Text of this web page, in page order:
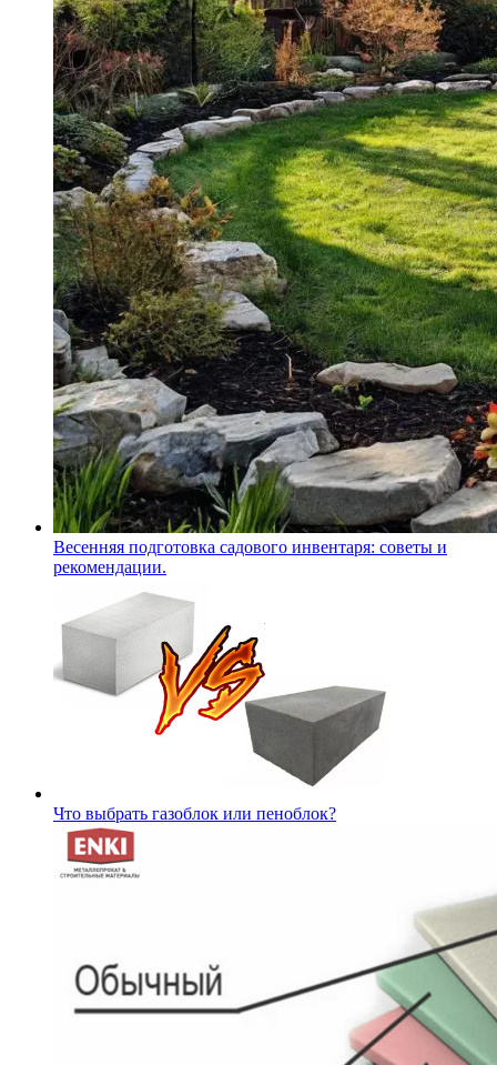
Весенняя подготовка садового инвентаря: советы и
рекомендации.
Что выбрать газоблок или пеноблок?